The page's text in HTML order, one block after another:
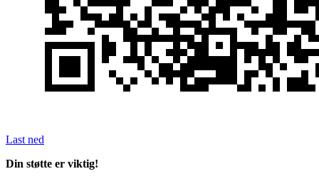
Last ned
Din støtte er viktig!